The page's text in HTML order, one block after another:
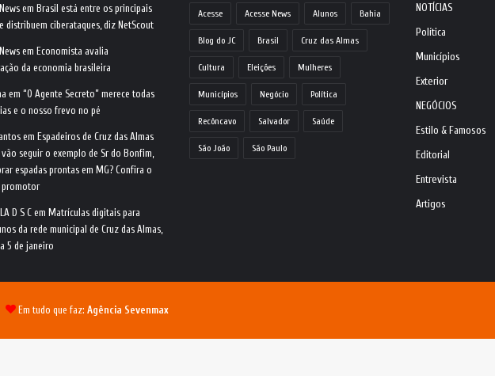
em Brasil está entre os principais
distribuem ciberataques, diz NetScout
em Economista avalia
da economia brasileira
em“O Agente Secreto” merece todas
e o nosso frevo no pé
em Espadeiros de Cruz das Almas
seguir o exemplo de Sr do Bonfim,
espadas prontas em MG? Confira o
promotor
D S C em Matrículas digitais para
da rede municipal de Cruz das Almas,
5 de janeiro
Acesse Acesse News Alunos Bahia
Blog do JC Brasil Cruz das Almas
Cultura Eleições Mulheres
Municípios Negócio Política
Recôncavo Salvador Saúde
São João São Paulo
NOTÍCIAS
Política
Municípios
Exterior
NEGÓCIOS
Estilo & Famosos
Editorial
Entrevista
Artigos
Em tudo que faz: Agência Sevenmax